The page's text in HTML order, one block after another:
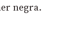
negra.